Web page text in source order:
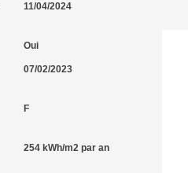
11/04/2024
Oui
07/02/2023
F
254 kWh/m2 par an